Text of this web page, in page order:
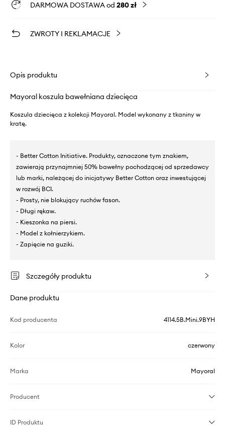
DARMOWA DOSTAWA od 280 zł
ZWROTY I REKLAMACJE
Opis produktu
Mayoral koszula bawełniana dziecięca
Koszula dziecięca z kolekcji Mayoral. Model wykonany z tkaniny w
kratę.
- Better Cotton Initiative. Produkty, oznaczone tym znakiem,
zawierają przynajmniej 50% bawełny pochodzącej od sprzedawcy
lub marki, należącej do inicjatywy Better Cotton oraz inwestującej
w rozwój BCI.
- Prosty, nie blokujący ruchów fason.
- Długi rękaw.
- Kieszonka na piersi.
- Model z kołnierzykiem.
- Zapięcie na guziki.
Szczegóły produktu
Dane produktu
Kod producenta 4114.5B.Mini.9BYH
Kolor czerwony
Marka Mayoral
Producent
ID Produktu